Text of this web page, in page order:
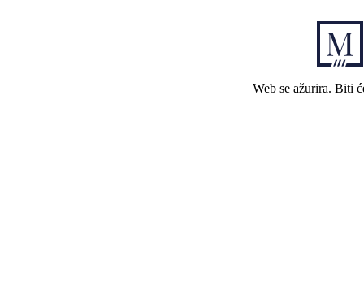
Web se ažurira. Biti